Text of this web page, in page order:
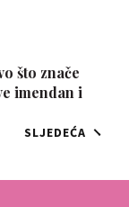
što znače
imendan i
SLJEDEĆA